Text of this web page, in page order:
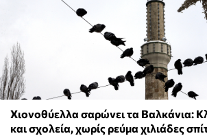
Χιονοθύελλα σαρώνει τα Βαλκάνια:
και σχολεία, χωρίς ρεύμα χιλιάδες